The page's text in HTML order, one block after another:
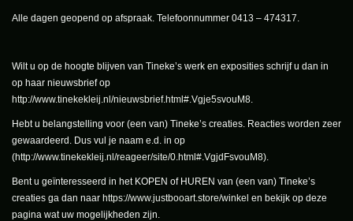
Alle dagen geopend op afspraak. Telefoonnummer 0413 – 474317.
Wilt u op de hoogte blijven van Tineke’s werk en exposities schrijf u dan in
op haar nieuwsbrief op
http://www.tinekekleij.nl/nieuwsbrief.html#.Vgje5svouM8.
Hebt u belangstelling voor (een van) Tineke’s creaties. Reacties worden zeer
gewaardeerd. Dus vul je naam e.d. in op
(http://www.tinekekleij.nl/reageer/site/0.html#.VgjdFsvouM8).
Bent u geïnteresseerd in het KOPEN of HUREN van (een van) Tineke’s
creaties ga dan naar https://www.justbooart.store/winkel en bekijk op deze
pagina wat uw mogelijkheden zijn.